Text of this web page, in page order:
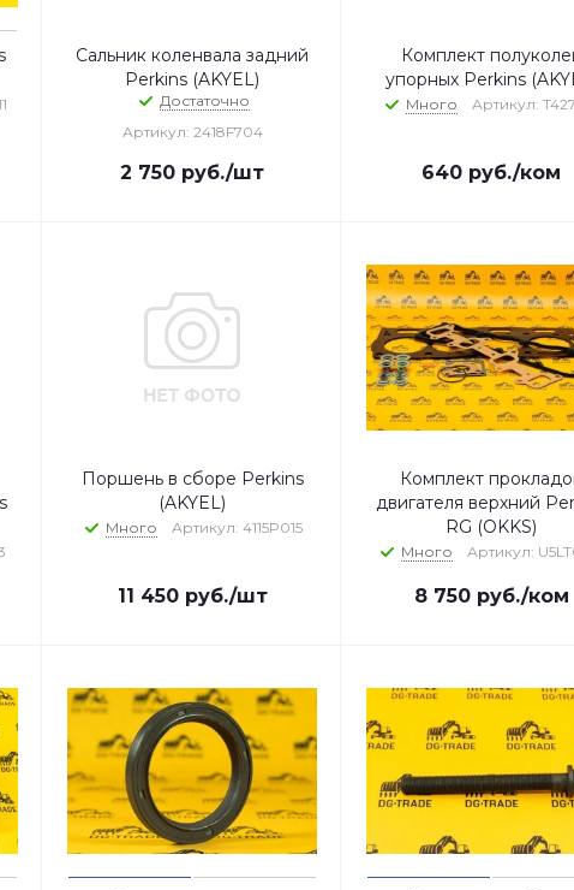
Сальник коленвала задний
Perkins (AKYEL)
Достаточно
Артикул: 2418F704
2 750 руб./шт
Комплект
упорных Perkins
Много Артикул:
640 руб./ком
Поршень в сборе Perkins
(AKYEL)
Много Артикул: 4115P015
11 450руб./шт
Комплект
двигателя верхний
RG (OKKS)
Много Артикул:
8 750руб./ком